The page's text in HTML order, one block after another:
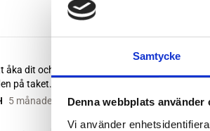
Samtycke
Denna webbplats använder
Vi använder